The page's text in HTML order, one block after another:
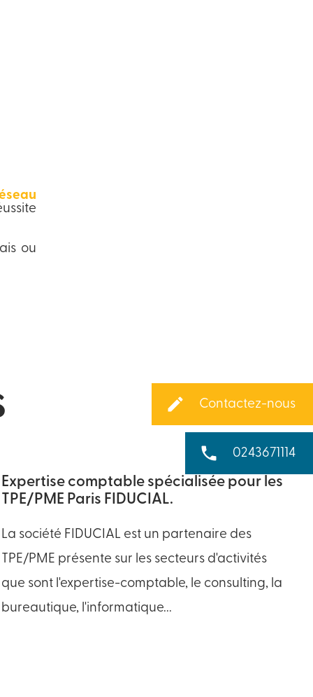
ou
Expertise comptable spécialisée pour les
TPE/PME Paris FIDUCIAL.
La société FIDUCIAL est un partenaire des
TPE/PME présente sur les secteurs d'activités
que sont l'expertise-comptable, le consulting, la
bureautique, l'informatique...
create Contactez-nous
phone 0243671114